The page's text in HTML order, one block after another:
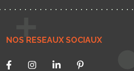
NOS RESEAUX SOCIAUX